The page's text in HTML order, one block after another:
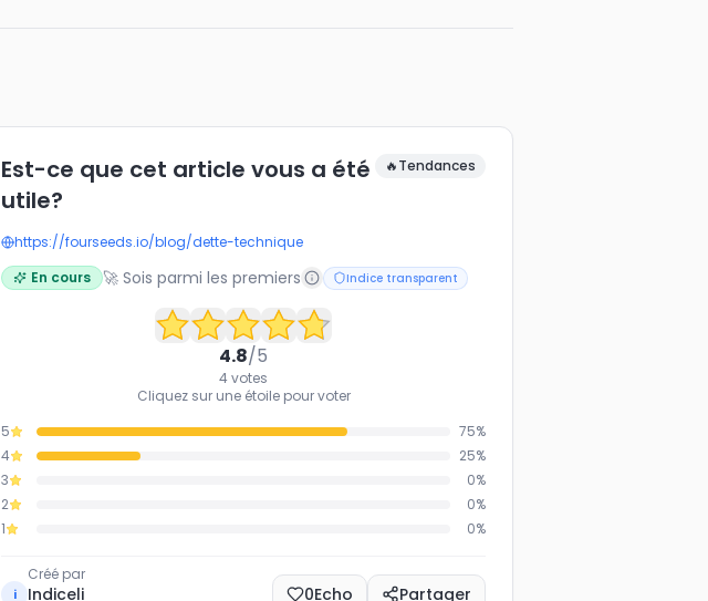
Est-ce que cet article vous a été
utile?
🔥Tendances
https://fourseeds.io/blog/dette-technique
En cours
🚀 Sois parmi les premiers Indice transparent
4.8/5
4votes
Cliquez sur une étoile pour voter
5
75%
4
25%
3
0%
2
0%
1
0%
i
Créé par
Indiceli 0Echo Partager